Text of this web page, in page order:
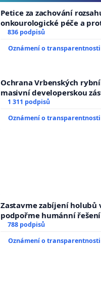
Petice za zachování
onkourologické péče a
docentralizaci operačních
836 podpisů
Oznámení o transparentnosti
Ochrana Vrbenských
masivní developerskou
1 311 podpisů
Oznámení o transparentnosti
Zastavme zabíjení holubů
podpořme humánní řešení
788 podpisů
Oznámení o transparentnosti